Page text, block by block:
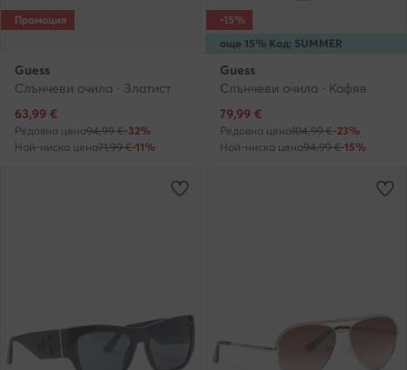
Промоция
Guess
Слънчеви очила · Златист
Актуална цена
63,99 €
Редовна цена94,99 €-32%
Най-ниска цена71,99 €-11%
още 15% Код: SUMMER
-15%
Guess
Слънчеви очила · Кафяв
Актуална цена
79,99 €
Редовна цена104,99 €-23%
Най-ниска цена94,99 €-15%